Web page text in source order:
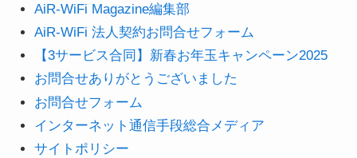
AiR-WiFi Magazine編集部
AiR-WiFi 法人契約お問合せフォーム
【3サービス合同】新春お年玉キャンペーン2025
お問合せありがとうございました
お問合せフォーム
インターネット通信手段総合メディア
サイトポリシー